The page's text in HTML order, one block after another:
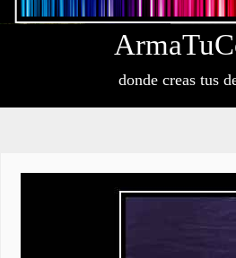
ArmaTu
donde creas tus